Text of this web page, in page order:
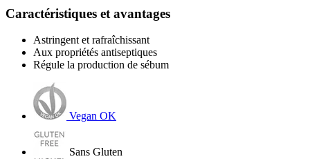
Caractéristiques et avantages
Astringent et rafraîchissant
Aux propriétés antiseptiques
Régule la production de sébum
Vegan OK
Sans Gluten